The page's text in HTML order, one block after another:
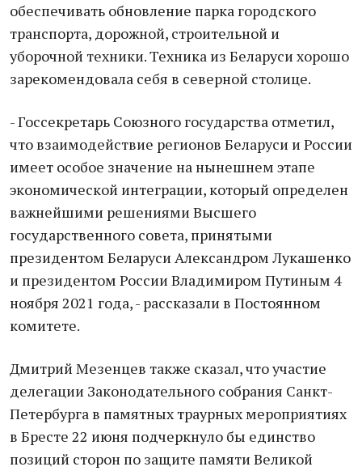
обеспечивать обновление парка городского
транспорта, дорожной, строительной и
уборочной техники. Техника из Беларуси хорошо
зарекомендовала себя в северной столице.
- Госсекретарь Союзного государства отметил,
что взаимодействие регионов Беларуси и России
имеет особое значение на нынешнем этапе
экономической интеграции, который определен
важнейшими решениями Высшего
государственного совета, принятыми
президентом Беларуси Александром Лукашенко
и президентом России Владимиром Путиным 4
ноября 2021 года, - рассказали в Постоянном
комитете.
Дмитрий Мезенцев также сказал, что участие
делегации Законодательного собрания Санкт-
Петербурга в памятных траурных мероприятиях
в Бресте 22 июня подчеркнуло бы единство
позиций сторон по защите памяти Великой